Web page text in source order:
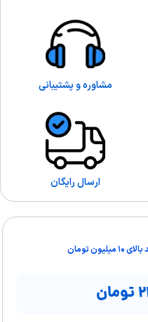
مشاوره و پشتیبانی
ارسال رایگان
تومان
تومان